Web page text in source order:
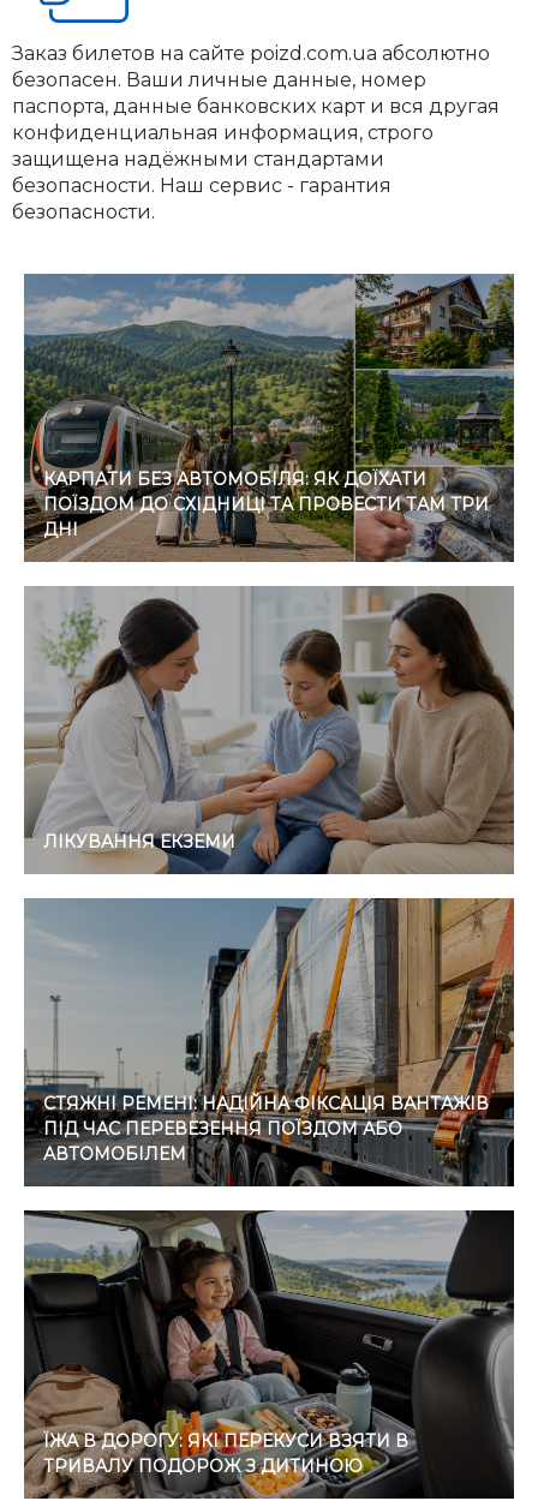
Заказ билетов на сайте poizd.com.ua абсолютно
безопасен. Ваши личные данные, номер
паспорта, данные банковских карт и вся другая
конфиденциальная информация, строго
защищена надёжными стандартами
безопасности. Наш сервис - гарантия
безопасности.
КАРПАТИ БЕЗ АВТОМОБІЛЯ: ЯК ДОЇХАТИ
ПОЇЗДОМ ДО СХІДНИЦІ ТА ПРОВЕСТИ ТАМ ТРИ
ДНІ
ЛІКУВАННЯ ЕКЗЕМИ
СТЯЖНІ РЕМЕНІ: НАДІЙНА ФІКСАЦІЯ ВАНТАЖІВ
ПІД ЧАС ПЕРЕВЕЗЕННЯ ПОЇЗДОМ АБО
АВТОМОБІЛЕМ
ЇЖА В ДОРОГУ: ЯКІ ПЕРЕКУСИ ВЗЯТИ В
ТРИВАЛУ ПОДОРОЖ З ДИТИНОЮ